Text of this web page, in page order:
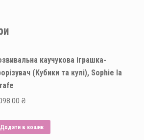
каучукова іграшка-
(Кубики та кулі), Sophie la
₴
Додати в кошик